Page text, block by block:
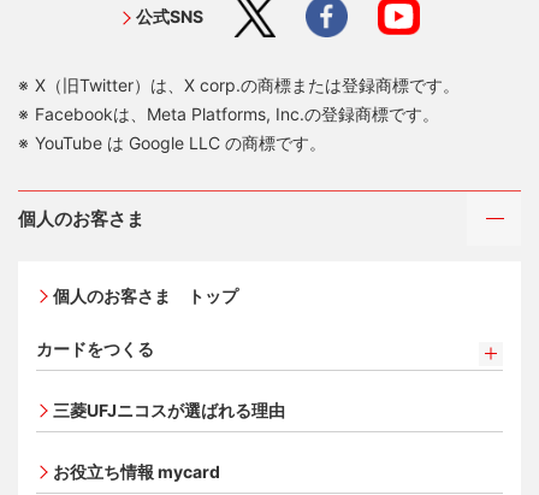
公式SNS
X（旧Twitter）は、X corp.の商標または登録商標です。
Facebookは、Meta Platforms, Inc.の登録商標です。
YouTube は Google LLC の商標です。
個人のお客さま
個人のお客さま トップ
カードをつくる
三菱ＵＦＪカード
三菱ＵＦＪカード・プラチナ・アメリカン・エキスプレ
三菱UFJニコスが選ばれる理由
お役立ち情報 mycard